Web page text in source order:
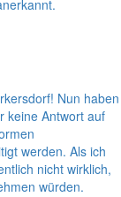
Nun haben
keine Antwort auf
werden. Als ich
nicht wirklich,
würden.